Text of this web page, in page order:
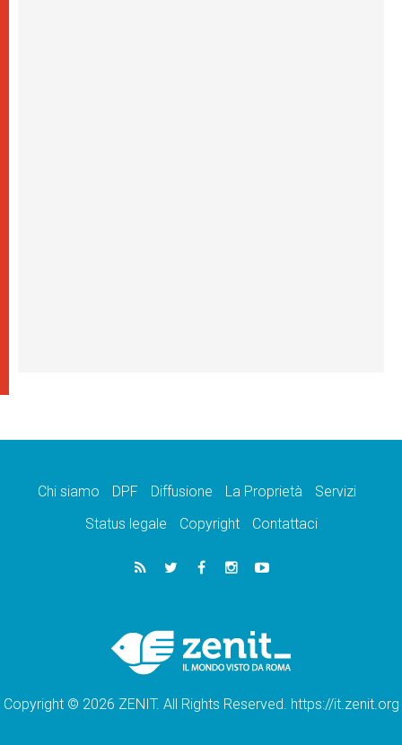
Chi siamo DPF Diffusione La Proprietà
Servizi
Status legale
Copyright Contattaci
Copyright © 2026 ZENIT. All Rights Reserved. https://it.zenit.org